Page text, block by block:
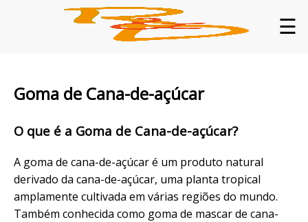
☰
Goma de Cana-de-açúcar
O que é a Goma de Cana-de-açúcar?
A goma de cana-de-açúcar é um produto natural
derivado da cana-de-açúcar, uma planta tropical
amplamente cultivada em várias regiões do mundo.
Também conhecida como goma de mascar de cana-